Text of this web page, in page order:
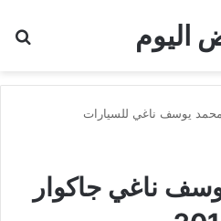
اليوم
يوسف ناغي للسيارات
ناغي جاكوار